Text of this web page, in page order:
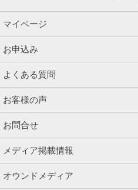
マイページ
お申込み
よくある質問
お客様の声
お問合せ
メディア掲載情報
オウンドメディア